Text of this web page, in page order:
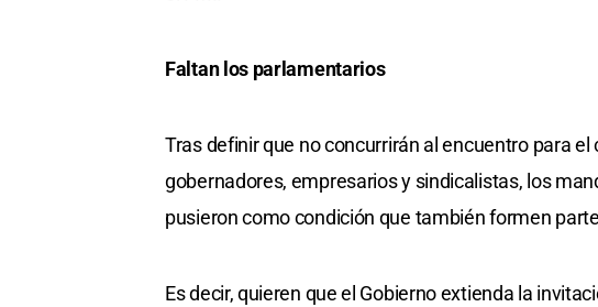
Faltan los parlamentarios
Tras definir que no concurrirán al encuentro para
gobernadores, empresarios y sindicalistas, los
pusieron como condición que también formen
Es decir, quieren que el Gobierno extienda la